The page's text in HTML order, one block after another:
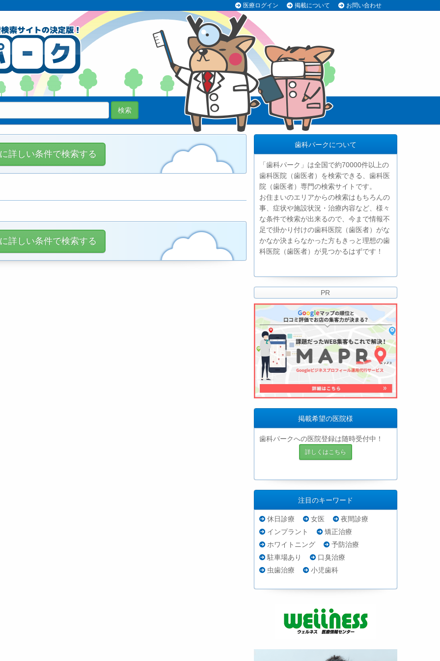
医療ログイン 掲載について お問い合わせ
検索
詳しい条件で検索する
詳しい条件で検索する
歯科パークについて
「歯科パーク」は全国で約70000件以上の
歯科医院（歯医者）を検索できる、歯科医
院（歯医者）専門の検索サイトです。
お住まいのエリアからの検索はもちろんの
事、症状や施設状況・治療内容など、様々
な条件で検索が出来るので、今まで情報不
足で掛かり付けの歯科医院（歯医者）がな
かなか決まらなかった方もきっと理想の歯
科医院（歯医者）が見つかるはずです！
PR
掲載希望の医院様
歯科パークへの医院登録は随時受付中！
詳しくはこちら
注目のキーワード
休日診療 女医
夜間診療
インプラント
矯正治療
ホワイトニング
予防治療
駐車場あり
口臭治療
虫歯治療
小児歯科